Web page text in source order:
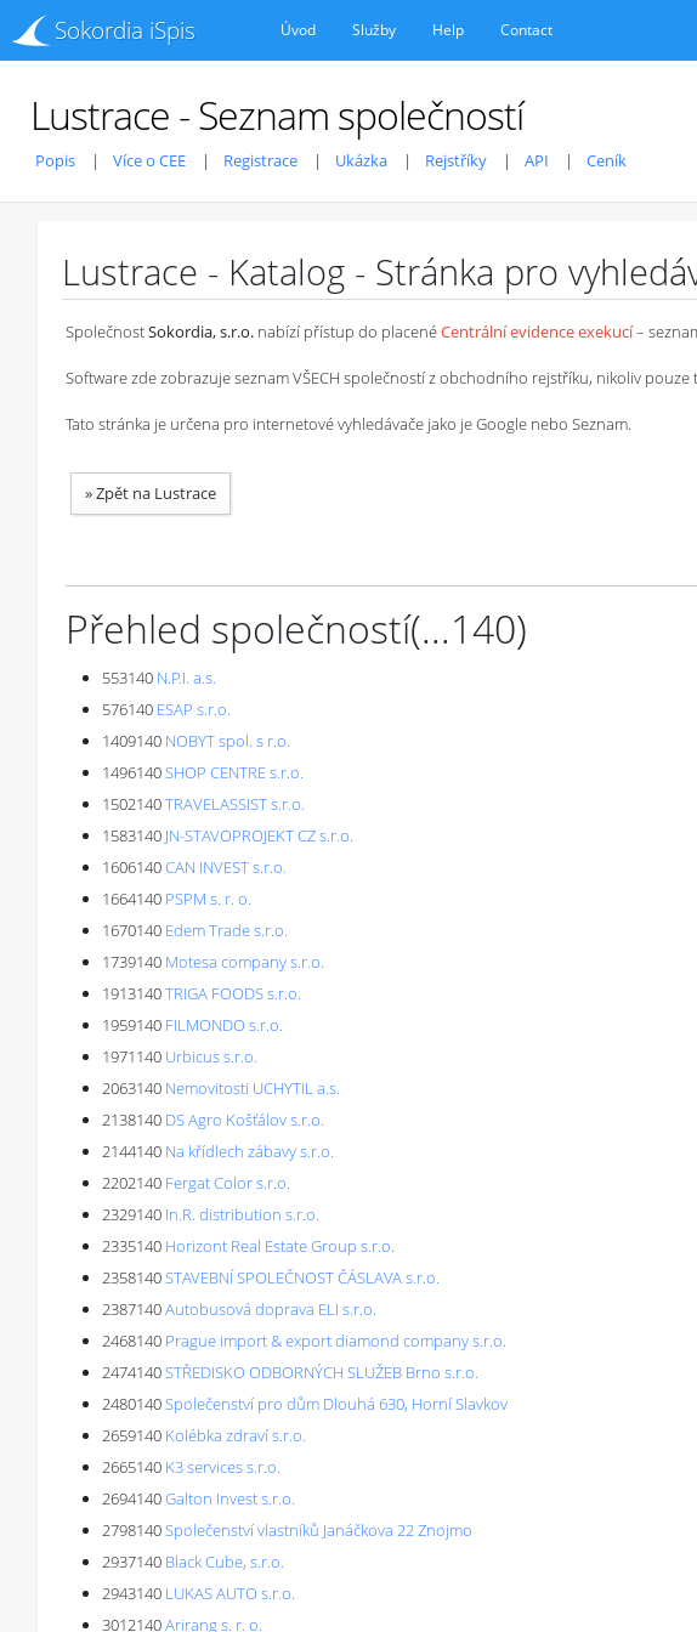
Sokordia iSpis Úvod Služby Help Contact
Lustrace - Seznam společností
Popis Více o CEE Registrace Ukázka Rejstříky API Ceník
Lustrace - Katalog - Stránka pro
SpolečnostSokordia, s.r.o. nabízí přístup do placenéCentrální evidence exekucí–
Software zde zobrazuje seznam VŠECH společností z obchodního rejstříku, nikoliv
Tato stránka je určena pro internetové vyhledávače jako je Google nebo Seznam.
»Zpět na Lustrace
Přehled společností(...140)
553140 N.P.I. a.s.
576140 ESAP s.r.o.
1409140 NOBYT spol. s r.o.
1496140SHOP CENTRE s.r.o.
1502140TRAVELASSIST s.r.o.
1583140 JN-STAVOPROJEKT CZ s.r.o.
1606140CAN INVEST s.r.o.
1664140 PSPM s. r. o.
1670140 Edem Trade s.r.o.
1739140 Motesa company s.r.o.
1913140TRIGA FOODS s.r.o.
1959140 FILMONDO s.r.o.
1971140 Urbicus s.r.o.
2063140 Nemovitosti UCHYTIL a.s.
2138140 DS Agro Košťálov s.r.o.
2144140 Na křídlech zábavy s.r.o.
2202140 Fergat Color s.r.o.
2329140 In.R. distribution s.r.o.
2335140 Horizont Real Estate Group s.r.o.
2358140STAVEBNÍ SPOLEČNOST ČÁSLAVA s.r.o.
2387140Autobusová doprava ELI s.r.o.
2468140 Prague import & export diamond company s.r.o.
2474140STŘEDISKO ODBORNÝCH SLUŽEB Brno s.r.o.
2480140Společenství pro dům Dlouhá 630, Horní Slavkov
2659140 Kolébka zdraví s.r.o.
2665140 K3 services s.r.o.
2694140Galton Invest s.r.o.
2798140Společenství vlastníků Janáčkova 22 Znojmo
2937140 Black Cube, s.r.o.
2943140 LUKAS AUTO s.r.o.
3012140Arirang s. r. o.